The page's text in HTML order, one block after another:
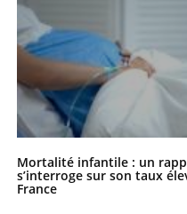
Mortalité infantile : un
s’interroge sur son taux
France